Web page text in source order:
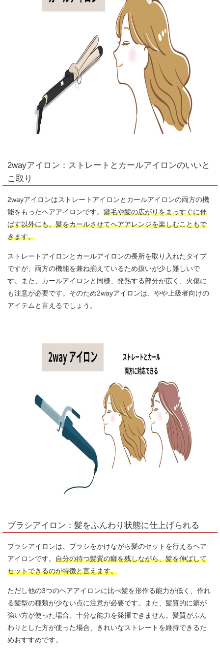
2wayアイロン：ストレートとカールアイロンのいいと
こ取り
2wayアイロンはストレートアイロンとカールアイロンの両方の機
能をもったヘアアイロンです。 癖毛や髪の広がりをまっすぐに伸
ばす以外にも、髪をカールさせてヘアアレンジを楽しむこともで
きます。
ストレートアイロンとカールアイロンの長所を取り入れたタイプ
ですが、両方の機能を兼ね揃えているため扱いが少し難しいで
す。また、カールアイロンと同様、発熱する部分が広く、火傷に
も注意が必要です。そのため2wayアイロンは、やや上級者向けの
アイテムと言えるでしょう。
ブラシアイロン：髪をふんわり状態に仕上げられる
ブラシアイロンは、ブラシをかけながら髪のセットを行えるヘア
アイロンです。 自分の持つ髪質の癖を残しながら、髪を伸ばして
セットできるのが特徴と言えます。
ただし他の3つのヘアアイロンに比べ髪を形作る能力が低く、作れ
る髪型の種類が少ない点に注意が必要です。また、髪質的に癖が
強い方が使った場合、十分な能力を発揮できません。髪質がふん
わりとした方が使った場合、きれいなストレートを維持できるた
めおすすめです。